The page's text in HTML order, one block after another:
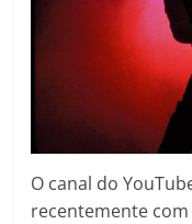
O canal do
recentemente